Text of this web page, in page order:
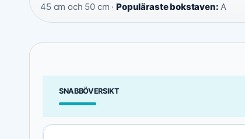
45 cm och 50 cm ·Populäraste bokstaven: A
SNABBÖVERSIKT